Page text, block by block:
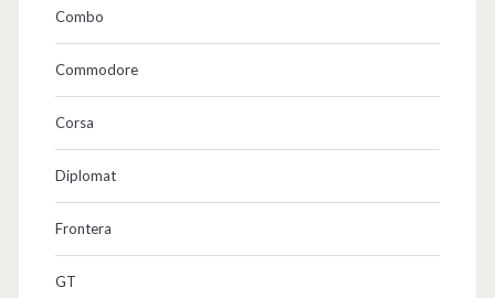
Combo
Commodore
Corsa
Diplomat
Frontera
GT